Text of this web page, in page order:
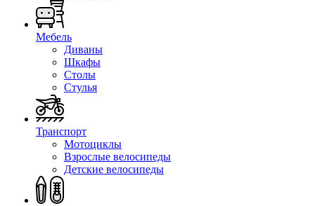
Мебель
Диваны
Шкафы
Столы
Стулья
Транспорт
Мотоциклы
Взрослые велосипеды
Детские велосипеды